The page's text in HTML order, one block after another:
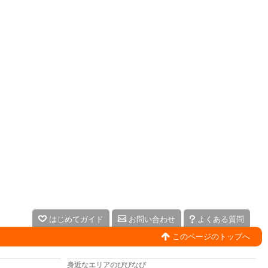
はじめてガイド お問い合わせ
よくある質問
このページのトップへ
身近なエリアのびびなび